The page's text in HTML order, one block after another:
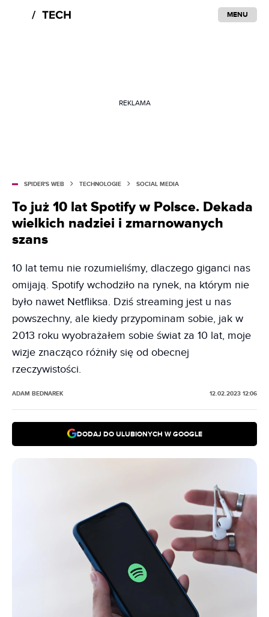
MENU
REKLAMA
SPIDER'S WEB TECHNOLOGIE SOCIAL MEDIA
To już 10 lat Spotify w Polsce. Dekada
wielkich nadziei i zmarnowanych
szans
10 lat temu nie rozumieliśmy, dlaczego giganci nas
omijają. Spotify wchodziło na rynek, na którym nie
było nawet Netfliksa. Dziś streaming jest u nas
powszechny, ale kiedy przypominam sobie, jak w
2013 roku wyobrażałem sobie świat za 10 lat, moje
wizje znacząco różniły się od obecnej
rzeczywistości.
ADAM BEDNAREK 12.02.2023 12:06
DODAJ DO ULUBIONYCH W GOOGLE